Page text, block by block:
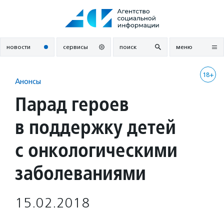
новости сервисы поиск меню
18+
Анонсы
Парад героев
в поддержку детей
с онкологическими
заболеваниями
15.02.2018